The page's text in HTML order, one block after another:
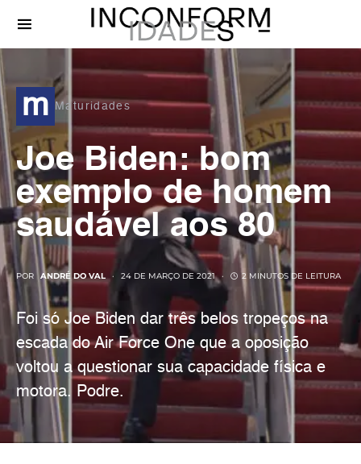
m Maturidades
Joe Biden: bom
exemplo de homem
saudável aos 80
POR ANDRÉ DO VAL 24 DE MARÇO DE 2021 2 MINUTOS DE LEITURA
Foi só Joe Biden dar três belos tropeços na
escada do Air Force One que a oposição
voltou a questionar sua capacidade física e
motora. Podre.